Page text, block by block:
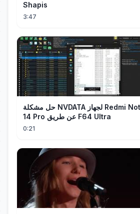
Shapis
3:47
حل مشكلة NVDATA لجهاز Redmi Note
14 Pro عن طريق F64 Ultra
0:21